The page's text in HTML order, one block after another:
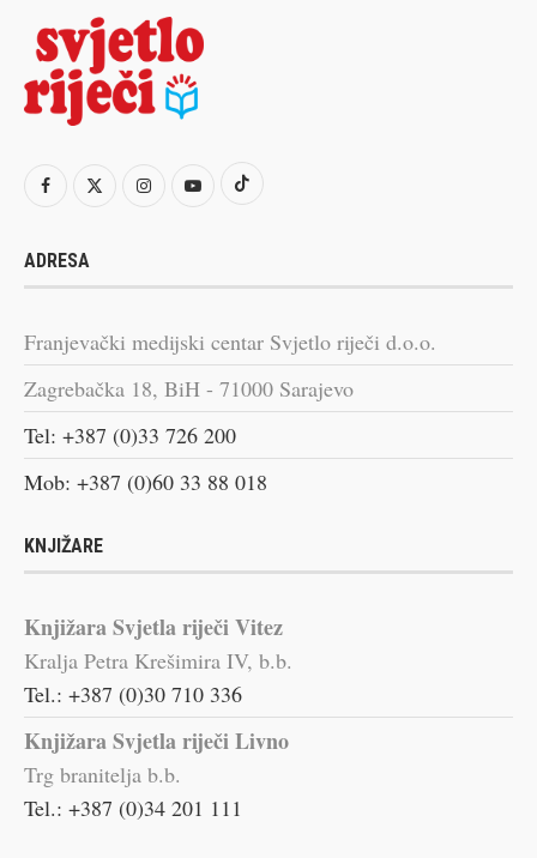
ADRESA
Franjevački medijski centar Svjetlo riječi d.o.o.
Zagrebačka 18, BiH - 71000 Sarajevo
Tel: +387 (0)33 726 200
Mob: +387 (0)60 33 88 018
KNJIŽARE
Knjižara Svjetla riječi Vitez
Kralja Petra Krešimira IV, b.b.
Tel.: +387 (0)30 710 336
Knjižara Svjetla riječi Livno
Trg branitelja b.b.
Tel.: +387 (0)34 201 111